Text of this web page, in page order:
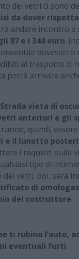
dei vetri ci sono
da dover
andare incontro a
87 e i 344 euro.
dovessero
al trasporto di
potrà arrivare
vieta di
anteriori e gli
quindi, essere
e il lunotto
i requisiti sulla
tipo di
dei vetri, poi, sarà
di
del costruttore.
ti rubino l’auto,
eventuali furti